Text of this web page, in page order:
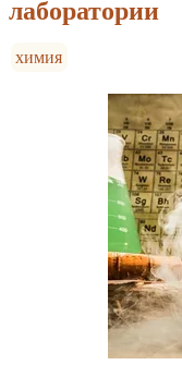
лаборатории
химия